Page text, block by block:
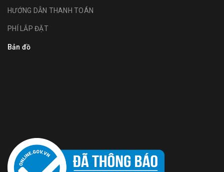
HƯỚNG DẪN THANH TOÁN
PHÍ LẮP ĐẶT
Bản đồ